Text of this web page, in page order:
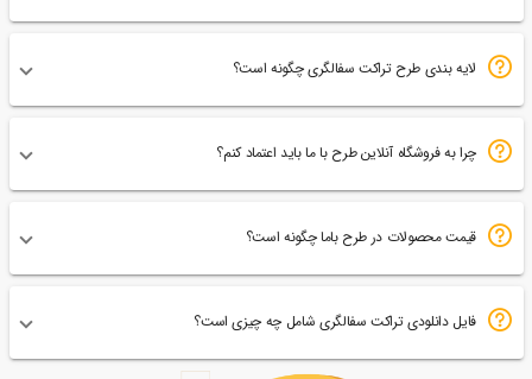
لایه بندی طرح تراکت سفالگری چگونه است؟
چرا به فروشگاه آنلاین طرح با ما باید اعتماد کنم؟
قیمت محصولات در طرح باما چگونه است؟
فایل دانلودی تراکت سفالگری شامل چه چیزی است؟